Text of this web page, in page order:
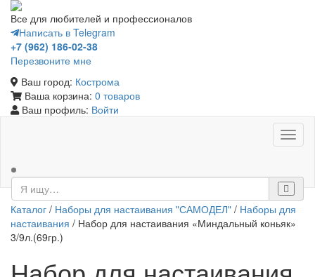
Все для любителей и профессионалов
Написать в Telegram
+7 (962) 186-02-38
Перезвоните мне
Ваш город: Кострома
Ваша корзина: 0 товаров
Ваш профиль: Войти
Каталог / Наборы для настаивания "САМОДЕЛ" / Наборы для
настаивания / Набор для настаивания «Миндальный коньяк»
3/9л.(69гр.)